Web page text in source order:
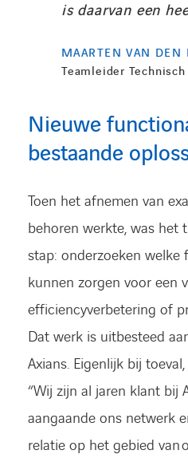
is daarvan een
MAARTEN VAN DEN
Teamleider
Nieuwe
bestaande
Toen het afnemen van
behoren werkte, was het
stap: onderzoeken welke
kunnen zorgen voor een
efficiencyverbetering of
Dat werk is uitbesteed
Axians. Eigenlijk bij
“Wij zijn al jaren klant bij
aangaande ons netwerk
relatie op het gebied van